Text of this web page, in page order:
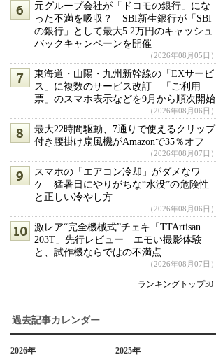
元グループ会社が「ドコモの銀行」にな
った不満を吸収？ SBI新生銀行が「SBI
の銀行」として最大5.2万円のキャッシュ
バックキャンペーンを開催
（2026年08月05日）
東海道・山陽・九州新幹線の「EXサービ
ス」に複数のサービス改訂 「ご利用
票」のスマホ表示などを9月から順次開始
（2026年08月06日）
最大22時間駆動、7通りで使えるクリップ
付き腰掛け扇風機がAmazonで35％オフ
（2026年08月07日）
スマホの「エアコン冷却」がダメなワ
ケ 猛暑日にやりがちな“水没”の危険性
と正しい冷やし方
（2026年08月06日）
激レア“完全機械式”チェキ「TTArtisan
203T」先行レビュー エモい撮影体験
と、試作機ならではの不満点
（2026年08月07日）
ランキングトップ30
過去記事カレンダー
2026年 2025年